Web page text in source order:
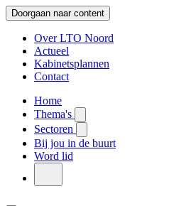
Doorgaan naar content
Over LTO Noord
Actueel
Kabinetsplannen
Contact
Home
Thema's
Sectoren
Bij jou in de buurt
Word lid